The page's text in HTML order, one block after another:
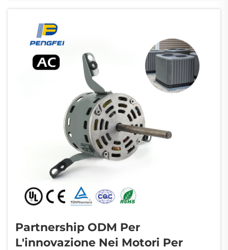
Partnership ODM Per
L'innovazione Nei Motori Per